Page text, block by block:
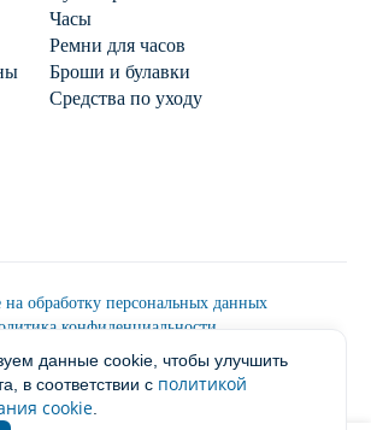
Часы
Ремни для часов
Броши и булавки
Средства по уходу
на обработку персональных данных
конфиденциальности
обработки персональных данных
соглашением
2026 © Ювелирторг
данные cookie, чтобы улучшить
в соответствии с политикой
cookie